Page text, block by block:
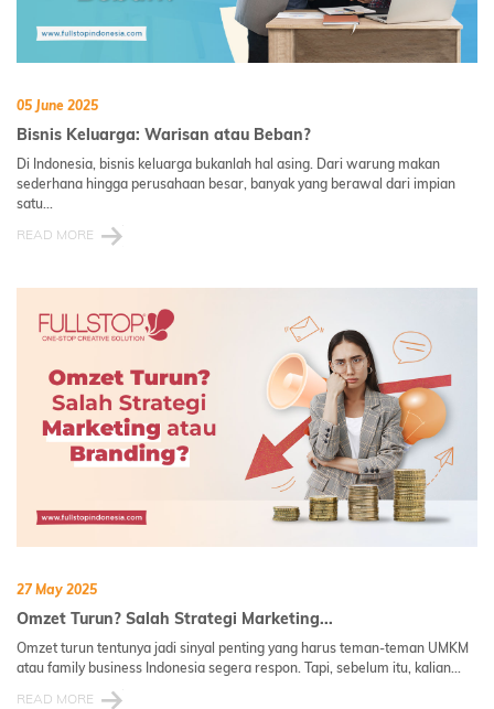
05 June 2025
Bisnis Keluarga: Warisan atau Beban?
Di Indonesia, bisnis keluarga bukanlah hal asing. Dari warung makan
sederhana hingga perusahaan besar, banyak yang berawal dari impian
satu...
READ MORE
27 May 2025
Omzet Turun? Salah Strategi Marketing...
Omzet turun tentunya jadi sinyal penting yang harus teman-teman UMKM
atau family business Indonesia segera respon. Tapi, sebelum itu, kalian...
READ MORE